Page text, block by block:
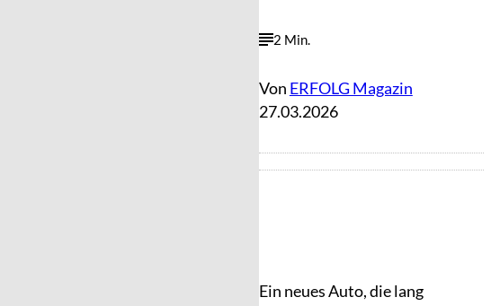
2 Min.
Von ERFOLG Magazin
27.03.2026
Ein neues Auto, die lang